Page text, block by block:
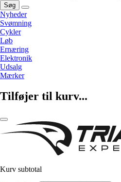
Søg
Nyheder
Svømning
Cykler
Løb
Ernæring
Elektronik
Udsalg
Mærker
Tilføjer til kurv...
Kurv subtotal